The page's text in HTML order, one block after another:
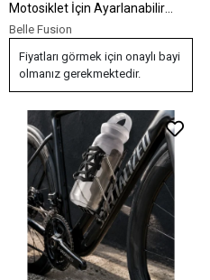
Motosiklet İçin Ayarlanabilir
Matara Tutucu Su Şişesi Aparatı
Belle Fusion
Fiyatları görmek için onaylı bayi
olmanız gerekmektedir.